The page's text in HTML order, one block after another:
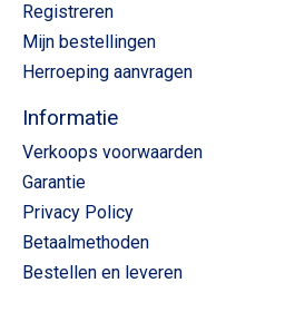
Registreren
Mijn bestellingen
Herroeping aanvragen
Informatie
Verkoops voorwaarden
Garantie
Privacy Policy
Betaalmethoden
Bestellen en leveren